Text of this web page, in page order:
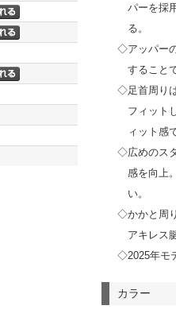
パーを採
る。
◇アッパー
すること
◇足首周り
フィット
ィット感
◇広めのス
感を向上
い。
◇かかと周
アキレス
◇2025年モ
カラー